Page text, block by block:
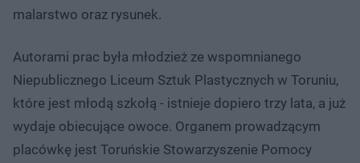
malarstwo oraz rysunek.
Autorami prac była młodzież ze wspomnianego
Niepublicznego Liceum Sztuk Plastycznych w Toruniu,
które jest młodą szkołą - istnieje dopiero trzy lata, a już
wydaje obiecujące owoce. Organem prowadzącym
placówkę jest Toruńskie Stowarzyszenie Pomocy